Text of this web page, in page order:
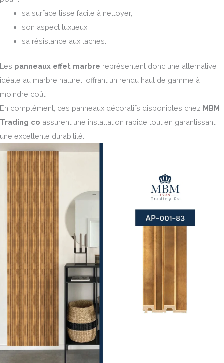
sa surface lisse facile à nettoyer,
son aspect luxueux,
sa résistance aux taches.
Les panneaux effet marbre représentent donc une alternative
idéale au marbre naturel, offrant un rendu haut de gamme à
moindre coût.
En complément, ces panneaux décoratifs disponibles chez MBM
Trading co assurent une installation rapide tout en garantissant
une excellente durabilité.